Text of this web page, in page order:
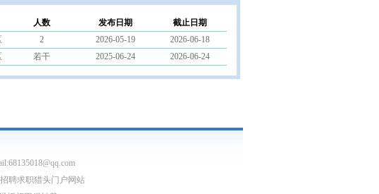
人数 发布日期
截止日期
2 2026-05-19
2026-06-18
若干 2025-06-24 2026-06-24
聘求职猎头门户网站